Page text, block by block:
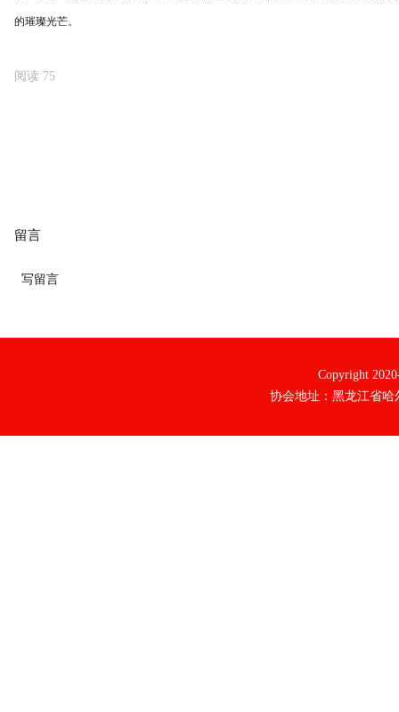
的璀璨光芒。
阅读 75
留言
写留言
Copyright
协会地址：黑龙江省哈